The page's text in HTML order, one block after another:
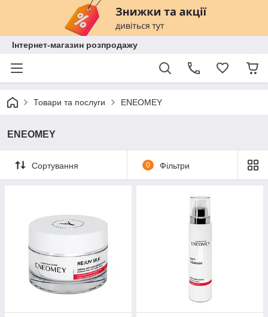
Інтернет-магазин розпродажу
Товари та послуги ENEOMEY
ENEOMEY
Сортування 0 Фільтри